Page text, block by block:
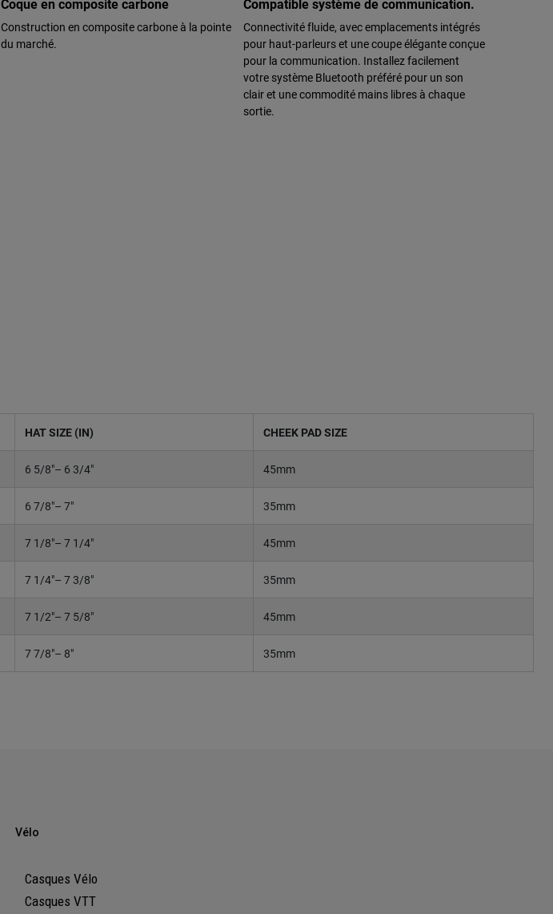
Construction en composite carbone à la pointe
du marché.
Connectivité fluide, avec emplacements intégrés
pour haut-parleurs et une coupe élégante conçue
pour la communication. Installez facilement
votre système Bluetooth préféré pour un son
clair et une commodité mains libres à chaque
sortie.
HAT SIZE (IN) CHEEK PAD SIZE
6 5/8"– 6 3/4" 45mm
6 7/8"– 7" 35mm
7 1/8"– 7 1/4" 45mm
7 1/4"– 7 3/8" 35mm
7 1/2"– 7 5/8" 45mm
7 7/8"– 8" 35mm
Vélo
Casques Vélo
Casques VTT